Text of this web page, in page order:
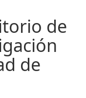
de
de